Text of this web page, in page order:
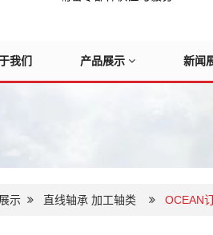
我们 产品展示 新闻
示 直线轴承 加工轴类 OCEAN